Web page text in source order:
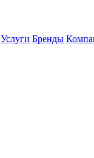
Услуги Бренды